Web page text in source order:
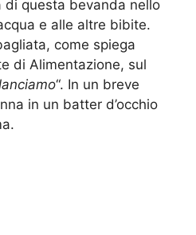
di questa bevanda nello
e alle altre bibite.
come spiega
di Alimentazione, sul
“. In un breve
in un batter d’occhio